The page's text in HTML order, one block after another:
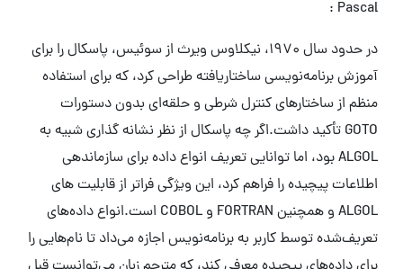
Pascal :
در حدود سال 1970، نیکلاوس ویرث از سوئیس، پاسکال را برای
آموزش برنامه‌نویسی ساختاریافته طراحی کرد، که برای استفاده
منظم از ساختارهای کنترل شرطی و حلقه‌ای بدون دستورات
GOTO تأکید داشت.اگر چه پاسکال از نظر نشانه گذاری شبیه به
ALGOL بود، اما توانایی تعریف انواع داده برای سازماندهی
اطلاعات پیچیده را فراهم کرد، این ویژگی فراتر از قابلیت های
ALGOL و همچنین FORTRAN و COBOL است.انواع داده‌های
تعریف‌شده توسط کاربر به برنامه‌نویس اجازه می‌داد تا نام‌هایی را